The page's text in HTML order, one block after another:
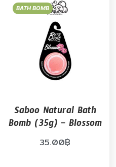
BATH BOMB
Saboo Natural Bath
Bomb (35g) – Blossom
35.00฿